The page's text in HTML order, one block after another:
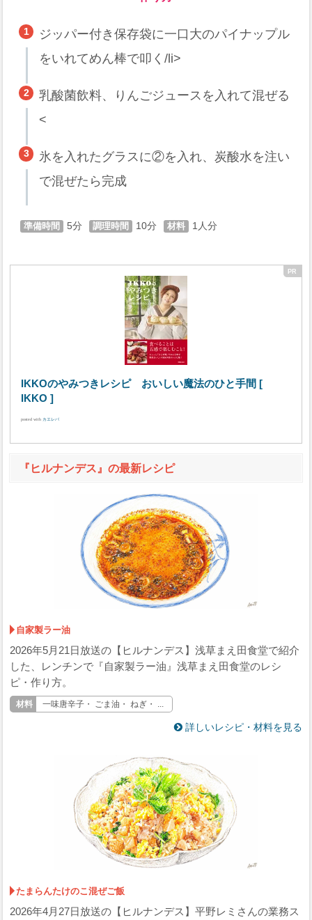
ジッパー付き保存袋に一口大のパイナップル
をいれてめん棒で叩く/li>
乳酸菌飲料、りんごジュースを入れて混ぜる
<
氷を入れたグラスに②を入れ、炭酸水を注い
で混ぜたら完成
5 10 1
IKKOのやみつきレシピ おいしい魔法のひと手間 [
IKKO ]
posted with カエレバ
『ヒルナンデス』の最新レシピ
自家製ラー油
2026年5月21日放送の【ヒルナンデス】浅草まえ田食堂で紹介
した、レンチンで『自家製ラー油』浅草まえ田食堂のレシ
ピ・作り方。
一味唐辛子・ ごま油・ ねぎ・ ...
詳しいレシピ・材料を見る
たまらんたけのこ混ぜご飯
2026年4月27日放送の【ヒルナンデス】平野レミさんの業務ス